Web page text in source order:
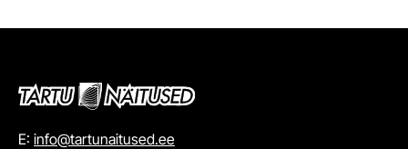
E: info@tartunaitused.ee